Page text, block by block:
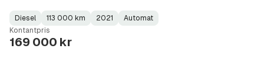
Fuel
Type:
Diesel
Kilometerstand:
113 000 km
Model
Year:
2021
Gearbox
Type:
Automat
Kontantpris
169 000 kr